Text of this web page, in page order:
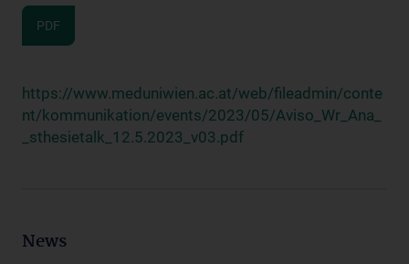
PDF
https://www.meduniwien.ac.at/web/fileadmin/conte
nt/kommunikation/events/2023/05/Aviso_Wr_Ana_
_sthesietalk_12.5.2023_v03.pdf
News